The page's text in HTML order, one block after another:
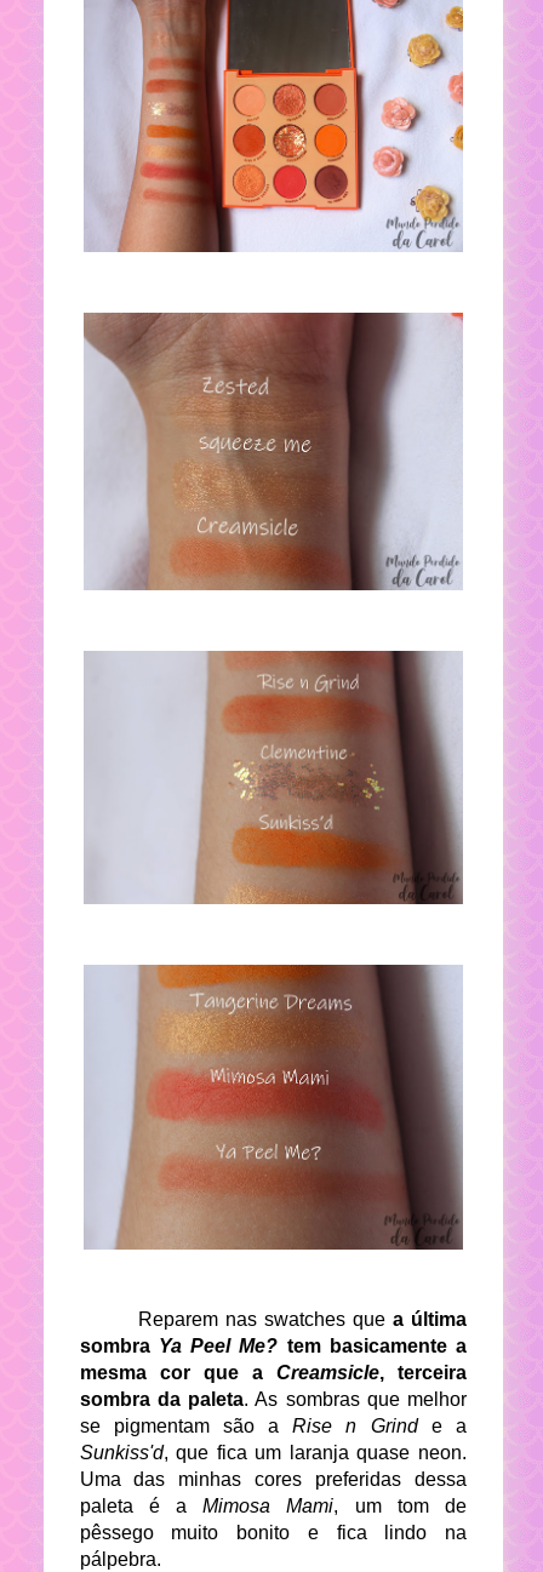
Reparem nas swatches quea última
sombraYa Peel Me? tem basicamente a
mesma cor que a Creamsicle, terceira
sombra da paleta. As sombras que melhor
se pigmentam são a Rise n Grinde a
Sunkiss'd, que fica um laranja quase neon.
Uma das minhas cores preferidas dessa
paleta é aMimosa Mami, um tom de
pêssego muito bonito e fica lindo na
pálpebra.